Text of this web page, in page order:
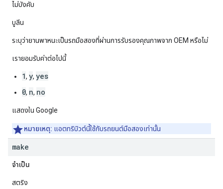
ไม่บังคับ
บูลีน
ระบุว่ายานพาหนะเป็นรถมือสองที่ผ่านการรับรองคุณภาพจาก OEM หรือไม่
เรายอมรับค่าต่อไปนี้
1, y, yes
0, n, no
แสดงใน Google
หมายเหตุ: แอตทริบิวต์นี้ใช้กับรถยนต์มือสองเท่านั้น
make
จำเป็น
สตริง